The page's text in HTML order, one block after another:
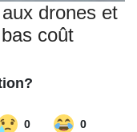
drones et
coût